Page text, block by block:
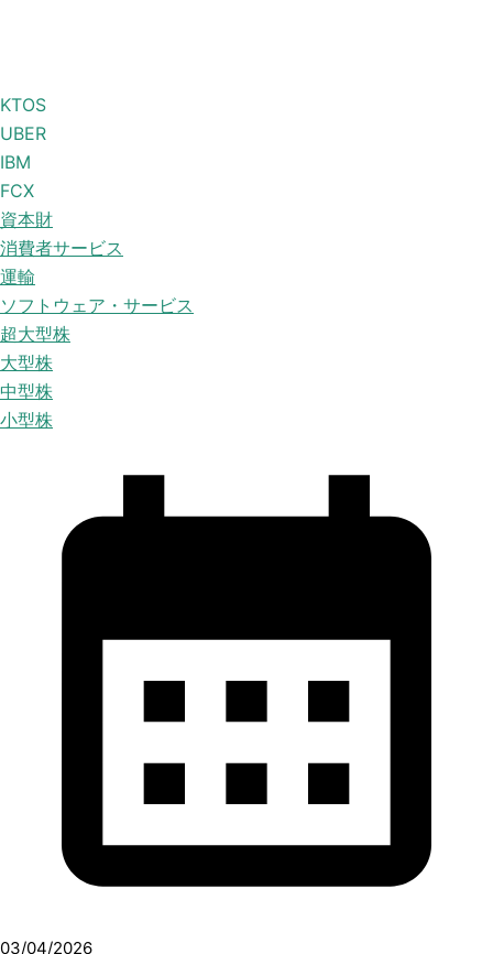
KTOS
UBER
IBM
FCX
資本財
消費者サービス
運輸
ソフトウェア・サービス
超大型株
大型株
中型株
小型株
03/04/2026